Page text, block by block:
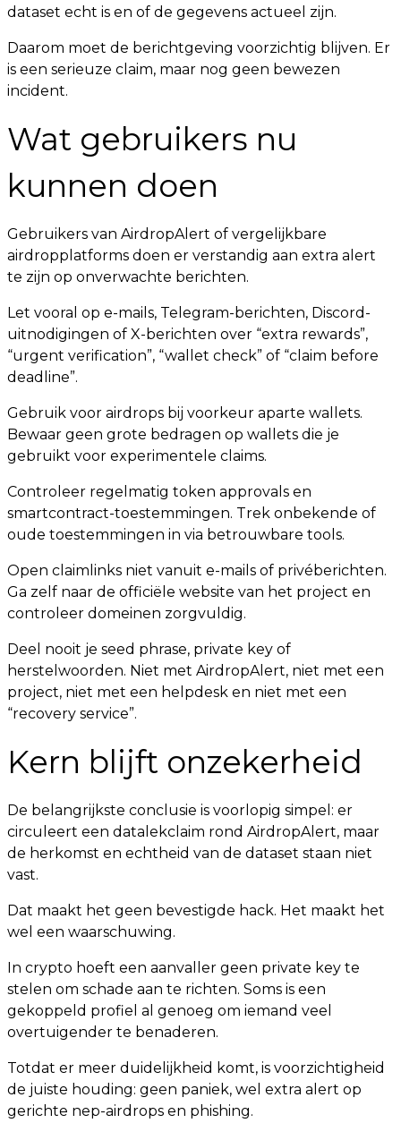
dataset echt is en of de gegevens actueel zijn.
Daarom moet de berichtgeving voorzichtig blijven. Er
is een serieuze claim, maar nog geen bewezen
incident.
Wat gebruikers nu
kunnen doen
Gebruikers van AirdropAlert of vergelijkbare
airdropplatforms doen er verstandig aan extra alert
te zijn op onverwachte berichten.
Let vooral op e-mails, Telegram-berichten, Discord-
uitnodigingen of X-berichten over “extra rewards”,
“urgent verification”, “wallet check” of “claim before
deadline”.
Gebruik voor airdrops bij voorkeur aparte wallets.
Bewaar geen grote bedragen op wallets die je
gebruikt voor experimentele claims.
Controleer regelmatig token approvals en
smartcontract-toestemmingen. Trek onbekende of
oude toestemmingen in via betrouwbare tools.
Open claimlinks niet vanuit e-mails of privéberichten.
Ga zelf naar de officiële website van het project en
controleer domeinen zorgvuldig.
Deel nooit je seed phrase, private key of
herstelwoorden. Niet met AirdropAlert, niet met een
project, niet met een helpdesk en niet met een
“recovery service”.
Kern blijft onzekerheid
De belangrijkste conclusie is voorlopig simpel: er
circuleert een datalekclaim rond AirdropAlert, maar
de herkomst en echtheid van de dataset staan niet
vast.
Dat maakt het geen bevestigde hack. Het maakt het
wel een waarschuwing.
In crypto hoeft een aanvaller geen private key te
stelen om schade aan te richten. Soms is een
gekoppeld profiel al genoeg om iemand veel
overtuigender te benaderen.
Totdat er meer duidelijkheid komt, is voorzichtigheid
de juiste houding: geen paniek, wel extra alert op
gerichte nep-airdrops en phishing.